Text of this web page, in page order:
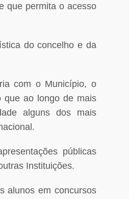
que permita o acesso
do concelho e da
com o Município, o
que ao longo de mais
alguns dos mais
públicas
Instituições.
alunos em concursos